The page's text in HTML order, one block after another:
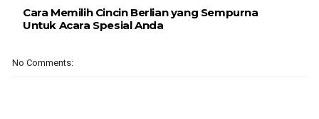
Cara Memilih Cincin Berlian yang Sempurna
Untuk Acara Spesial Anda
No Comments: